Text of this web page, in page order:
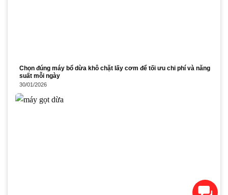
Chọn đúng máy bổ dừa khô chặt lấy cơm để tối ưu chi phí và năng
suất mỗi ngày
30/01/2026